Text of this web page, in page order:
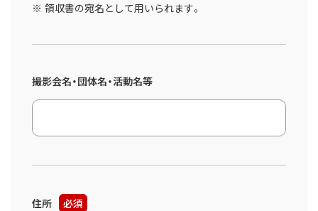
領収書の宛名として用いられます。
撮影会名・団体名・活動名等
住所 必須